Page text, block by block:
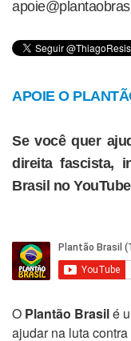
APOIE O
Se você quer
direita fascista,
Brasil no
O Plantão Brasilé
ajudar na luta